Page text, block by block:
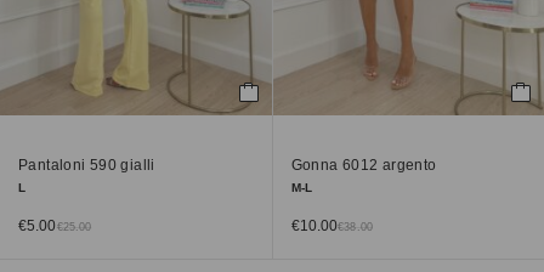
Pantaloni 590 gialli
L
€25.00
€5.00
Gonna 6012 argento
M-L
€38.00
€10.00